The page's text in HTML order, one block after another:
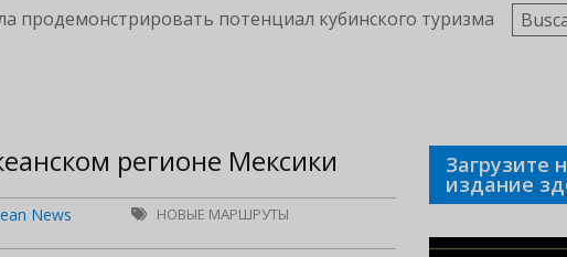
продемонстрировать потенциал кубинского туризма Buscar
регионе Мексики
News
НОВЫЕ МАРШРУТЫ
Загрузите
издание